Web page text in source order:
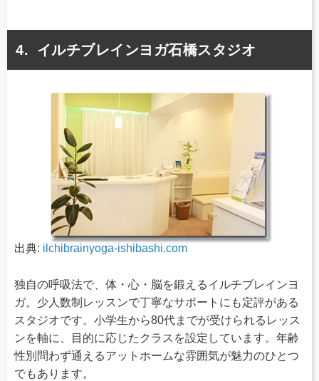
イルチブレインヨガ石橋スタジオ
出典: ilchibrainyoga-ishibashi.com
独自の呼吸法で、体・心・脳を鍛えるイルチブレインヨ
ガ。少人数制レッスンで丁寧なサポートにも定評がある
スタジオです。小学生から80代までが受けられるレッス
ンを軸に、目的に応じたクラスを設定しています。年齢
性別問わず通えるアットホームな雰囲気が魅力のひとつ
でもあります。